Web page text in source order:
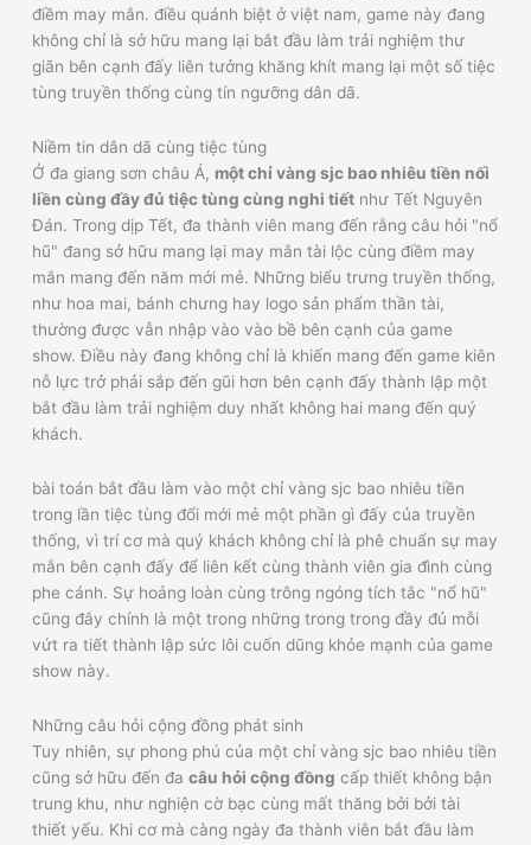
điềm may mắn. điều quánh biệt ở việt nam, game này đang
không chỉ là sở hữu mang lại bắt đầu làm trải nghiệm thư
giãn bên cạnh đấy liên tưởng khăng khít mang lại một số tiệc
tùng truyền thống cùng tín ngưỡng dân dã.
Niềm tin dân dã cùng tiệc tùng
Ở đa giang sơn châu Á, một chỉ vàng sjc bao nhiêu tiền nối
liền cùng đầy đủ tiệc tùng cùng nghi tiết như Tết Nguyên
Đán. Trong dịp Tết, đa thành viên mang đến rằng câu hỏi "nổ
hũ" đang sở hữu mang lại may mắn tài lộc cùng điềm may
mắn mang đến năm mới mẻ. Những biểu trưng truyền thống,
như hoa mai, bánh chưng hay logo sản phẩm thần tài,
thường được vẫn nhập vào vào bề bên cạnh của game
show. Điều này đang không chỉ là khiến mang đến game kiên
nỗ lực trở phải sắp đến gũi hơn bên cạnh đấy thành lập một
bắt đầu làm trải nghiệm duy nhất không hai mang đến quý
khách.
bài toán bắt đầu làm vào một chỉ vàng sjc bao nhiêu tiền
trong lần tiệc tùng đổi mới mẻ một phần gì đấy của truyền
thống, vì trí cơ mà quý khách không chỉ là phê chuẩn sự may
mắn bên cạnh đấy để liên kết cùng thành viên gia đình cùng
phe cánh. Sự hoảng loàn cùng trông ngóng tích tắc "nổ hũ"
cũng đây chính là một trong những trong trong đầy đủ mỗi
vứt ra tiết thành lập sức lôi cuốn dũng khỏe mạnh của game
show này.
Những câu hỏi cộng đồng phát sinh
Tuy nhiên, sự phong phú của một chỉ vàng sjc bao nhiêu tiền
cũng sở hữu đến đacâu hỏi cộng đồng cấp thiết không bận
trung khu, như nghiện cờ bạc cùng mất thăng bởi bởi tài
thiết yếu. Khi cơ mà càng ngày đa thành viên bắt đầu làm